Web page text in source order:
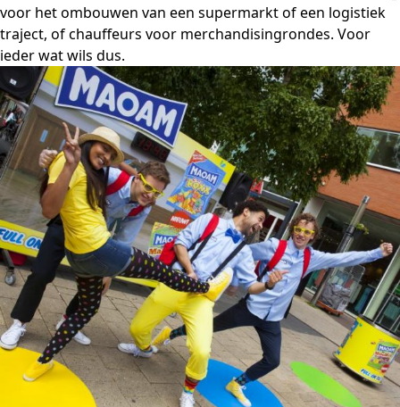
voor het ombouwen van een supermarkt of een logistiek
traject, of chauffeurs voor merchandisingrondes. Voor
ieder wat wils dus.